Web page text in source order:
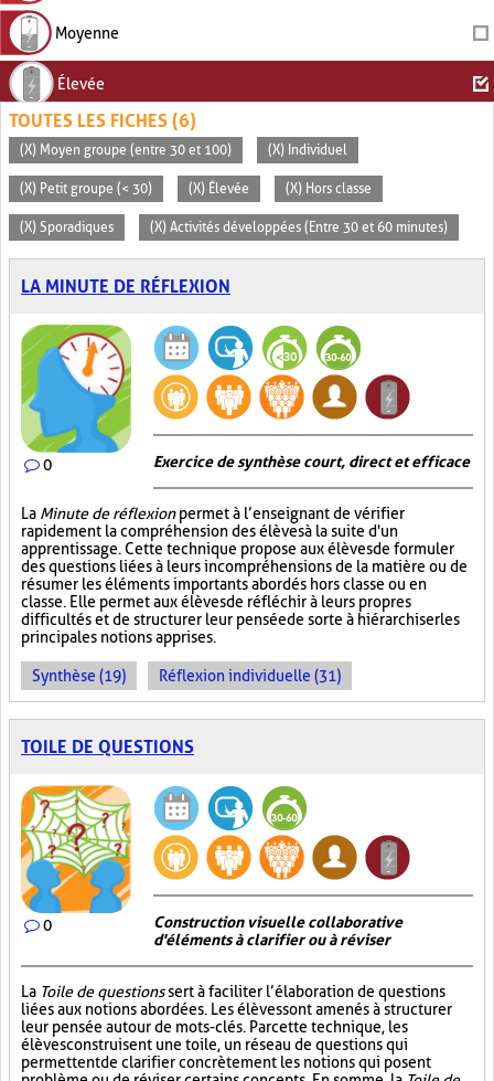
Moyenne
Élevée
TOUTES LES FICHES (6)
(X) Moyen groupe (entre 30 et 100) (X) Individuel
(X) Petit groupe (< 30) (X) Élevée (X) Hors classe
(X) Sporadiques (X) Activités développées (Entre 30 et 60 minutes)
LA MINUTE DE RÉFLEXION
0 Exercice de synthèse court, direct et efficace
La Minute de réflexionpermet à l’enseignant de vérifier
rapidement la compréhension des élèves à la suite d'un
apprentissage. Cette technique propose aux élèves de formuler
des questions liées à leurs incompréhensions de la matière ou de
résumer les éléments importants abordés hors classe ou en
classe. Elle permet aux élèves de réfléchir à leurs propres
difficultés et de structurer leur pensée de sorte à hiérarchiser les
principales notions apprises.
Synthèse (19) Réflexion individuelle (31)
TOILE DE QUESTIONS
0
Construction visuelle collaborative
d'éléments à clarifier ou à réviser
La Toile de questionssert à faciliter l’élaboration de questions
liées aux notions abordées. Les élèves sont amenés à structurer
leur pensée autour de mots-clés. Par cette technique, les
élèves construisent une toile, un réseau de questions qui
permettent de clarifier concrètement les notions qui posent